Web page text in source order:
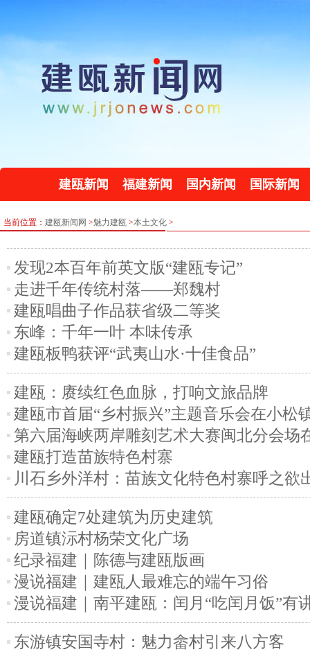
建瓯新闻 福建新闻 国内新闻 国际新闻
当前位置： 建瓯新闻网 >魅力建瓯 >本土文化 >
发现2本百年前英文版“建瓯专记”
走进千年传统村落——郑魏村
建瓯唱曲子作品获省级二等奖
东峰：千年一叶 本味传承
建瓯板鸭获评“武夷山水·十佳食品”
建瓯：赓续红色血脉，打响文旅品牌
建瓯市首届“乡村振兴”主题音乐会在小松
第六届海峡两岸雕刻艺术大赛闽北分会场
建瓯打造苗族特色村寨
川石乡外洋村：苗族文化特色村寨呼之欲
建瓯确定7处建筑为历史建筑
房道镇沶村杨荣文化广场
纪录福建｜陈德与建瓯版画
漫说福建｜建瓯人最难忘的端午习俗
漫说福建｜南平建瓯：闰月“吃闰月饭”有
东游镇安国寺村：魅力畲村引来八方客